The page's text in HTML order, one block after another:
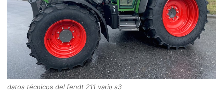
datos técnicos del fendt 211 vario s3